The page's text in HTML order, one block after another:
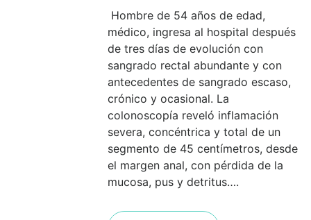
Hombre de 54 años de edad,
médico, ingresa al hospital después
de tres días de evolución con
sangrado rectal abundante y con
antecedentes de sangrado escaso,
crónico y ocasional. La
colonoscopía reveló inflamación
severa, concéntrica y total de un
segmento de 45 centímetros, desde
el margen anal, con pérdida de la
mucosa, pus y detritus….